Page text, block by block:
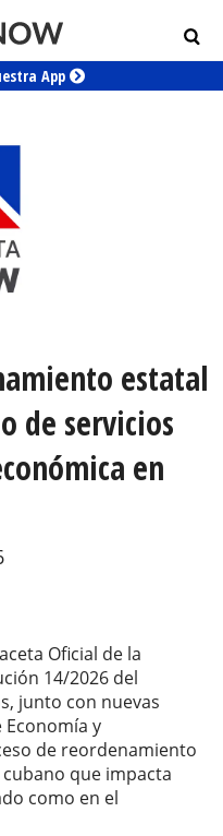
App
estatal
de servicios
en
Oficial de la
14/2026 del
junto con nuevas
y
de reordenamiento
que impacta
como en el